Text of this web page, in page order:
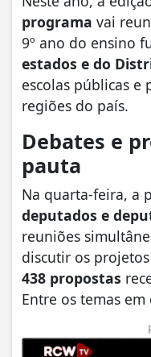
programa vai
9º ano do ensino
estados e do
escolas públicas e
regiões do país.
Debates e
pauta
Na quarta-feira, a
deputados e
reuniões
discutir os
438 propostas
Entre os temas